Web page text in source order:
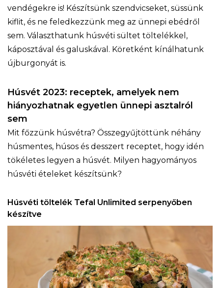
vendégekre is! Készítsünk szendvicseket, süssünk
kiflit, és ne feledkezzünk meg az ünnepi ebédről
sem. Választhatunk húsvéti sültet töltelékkel,
káposztával és galuskával. Köretként kínálhatunk
újburgonyát is.
Húsvét 2023: receptek, amelyek nem
hiányozhatnak egyetlen ünnepi asztalról
sem
Mit főzzünk húsvétra? Összegyűjtöttünk néhány
húsmentes, húsos és desszert receptet, hogy idén
tökéletes legyen a húsvét. Milyen hagyományos
húsvéti ételeket készítsünk?
Húsvéti töltelék Tefal Unlimited serpenyőben
készítve